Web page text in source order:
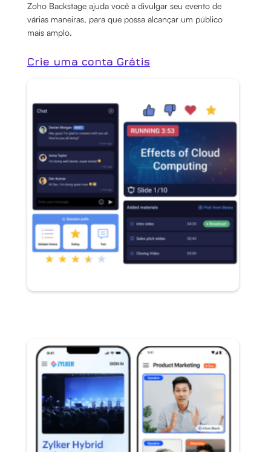
Zoho Backstage ajuda você a divulgar seu evento de
várias maneiras, para que possa alcançar um público
mais amplo.
Crie uma conta Grátis